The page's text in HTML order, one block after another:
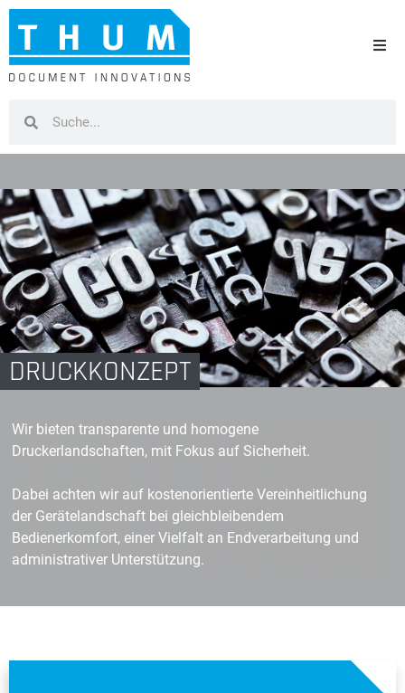
DRUCKKONZEPT
Wir bieten transparente und homogene
Druckerlandschaften, mit Fokus auf Sicherheit.
Dabei achten wir auf kostenorientierte Vereinheitlichung
der Gerätelandschaft bei gleichbleibendem
Bedienerkomfort, einer Vielfalt an Endverarbeitung und
administrativer Unterstützung.